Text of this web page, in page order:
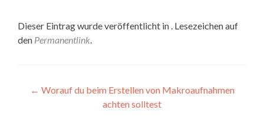
Dieser Eintrag wurde veröffentlicht in . Lesezeichen auf
den Permanentlink.
Beitragsnavigation
← Worauf du beim Erstellen von Makroaufnahmen
achten solltest